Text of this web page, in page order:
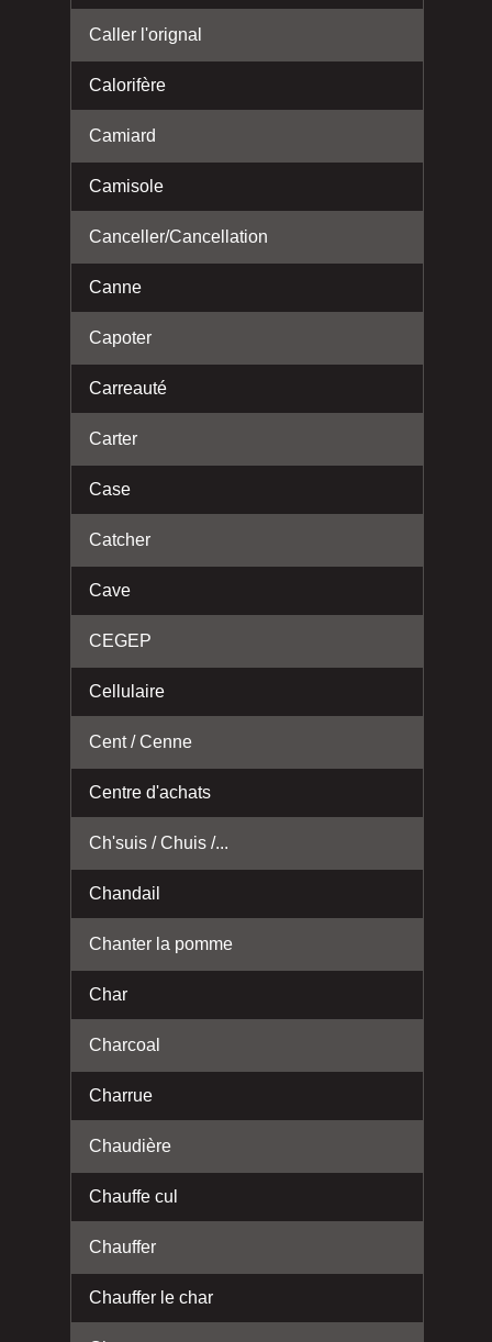
Caller l'orignal
Calorifère
Camiard
Camisole
Canceller/Cancellation
Canne
Capoter
Carreauté
Carter
Case
Catcher
Cave
CEGEP
Cellulaire
Cent / Cenne
Centre d'achats
Ch'suis / Chuis /...
Chandail
Chanter la pomme
Char
Charcoal
Charrue
Chaudière
Chauffe cul
Chauffer
Chauffer le char